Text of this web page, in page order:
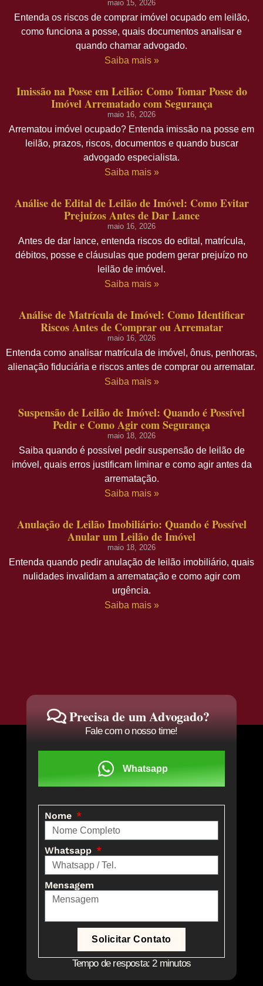
maio 15, 2026
Entenda os riscos de comprar imóvel ocupado em leilão,
como funciona a posse, quais documentos analisar e
quando chamar advogado.
Saiba mais »
Imissão na Posse em Leilão: Como Tomar Posse do
Imóvel Arrematado com Segurança
maio 16, 2026
Arrematou imóvel ocupado? Entenda imissão na posse em
leilão, prazos, riscos, documentos e quando buscar
advogado especialista.
Saiba mais »
Análise de Edital de Leilão de Imóvel: Como Evitar
Prejuízos Antes de Dar Lance
maio 16, 2026
Antes de dar lance, entenda riscos do edital, matrícula,
débitos, posse e cláusulas que podem gerar prejuízo no
leilão de imóvel.
Saiba mais »
Análise de Matrícula de Imóvel: Como Identificar
Riscos Antes de Comprar ou Arrematar
maio 16, 2026
Entenda como analisar matrícula de imóvel, ônus, penhoras,
alienação fiduciária e riscos antes de comprar ou arrematar.
Saiba mais »
Suspensão de Leilão de Imóvel: Quando é Possível
Pedir e Como Agir com Segurança
maio 18, 2026
Saiba quando é possível pedir suspensão de leilão de
imóvel, quais erros justificam liminar e como agir antes da
arrematação.
Saiba mais »
Anulação de Leilão Imobiliário: Quando é Possível
Anular um Leilão de Imóvel
maio 18, 2026
Entenda quando pedir anulação de leilão imobiliário, quais
nulidades invalidam a arrematação e como agir com
urgência.
Saiba mais »
Precisa de um Advogado?
Fale com o nosso time!
Whatsapp
Nome
Whatsapp
Mensagem
Solicitar Contato
Tempo de resposta: 2 minutos